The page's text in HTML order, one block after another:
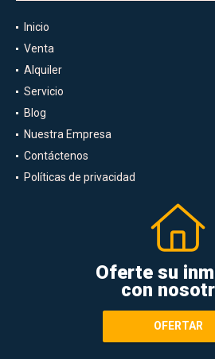
Inicio
Venta
Alquiler
Servicio
Blog
Nuestra Empresa
Contáctenos
Políticas de privacidad
Oferte su
con
OFERTAR